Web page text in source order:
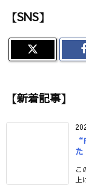
【SNS】
【新着記事】
た
こ
上